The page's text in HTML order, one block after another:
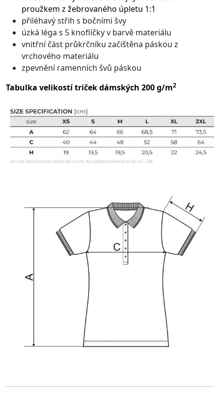
proužkem z žebrovaného úpletu 1:1
přiléhavý střih s bočními švy
úzká léga s 5 knoflíčky v barvě materiálu
vnitřní část průkrčníku začištěna páskou z
vrchového materiálu
zpevnění ramenních švů páskou
Tabulka velikostí triček dámských 200 g/m2